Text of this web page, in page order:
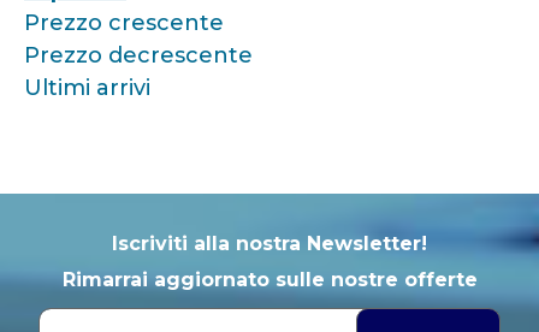
Prezzo crescente
Prezzo decrescente
Ultimi arrivi
Iscriviti alla nostra Newsletter!
Rimarrai aggiornato sulle nostre offerte